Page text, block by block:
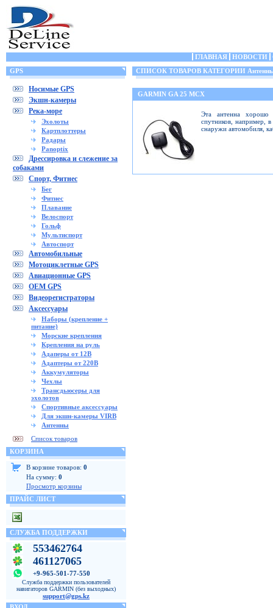
ГЛАВНАЯ НОВОСТИ
GPS
Носимые GPS
Экшн-камеры
Река-море
Эхолоты
Картплоттеры
Радары
Panoptix
Дрессировка и слежение за
собаками
Спорт, Фитнес
Бег
Фитнес
Плавание
Велоспорт
Гольф
Мультиспорт
Автоспорт
Автомобильные
Мотоциклетные GPS
Авиационные GPS
OEM GPS
Видеорегистраторы
Аксессуары
Наборы (крепление +
питание)
Морские крепления
Крепления на руль
Адаперы от 12В
Адаптеры от 220В
Аккумуляторы
Чехлы
Трансдьюсеры для
эхолотов
Спортивные аксессуары
Для экшн-камеры VIRB
Антенны
Список товаров
КОРЗИНА
В корзине товаров: 0
На сумму: 0
Просмотр корзины
ПРАЙС ЛИСТ
СЛУЖБА ПОДДЕРЖКИ
553462764
461127065
+9-965-501-77-550
Служба поддержки пользователей
навигаторов GARMIN (без выходных)
support@gps.kz
СПИСОК ТОВАРОВ КАТЕГОРИИ
GARMIN GA 25 MCX
Эта антенна хорошо
спутников, например,
снаружи автомобиля,